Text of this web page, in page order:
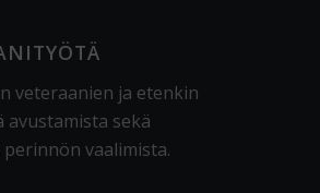
veteraanien ja etenkin
avustamista sekä
vaalimista.